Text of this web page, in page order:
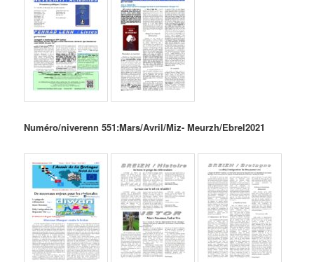
Numéro/niverenn 551:Mars/Avril/Miz- Meurzh/Ebrel2021